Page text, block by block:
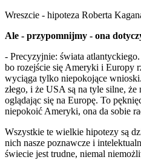
Wreszcie - hipoteza Roberta
Ale - przypomnijmy - ona
- Precyzyjnie: świata
bo rozejście się Ameryki i Europy
wyciąga tylko niepokojące
złego, i że USA są na tyle silne,
oglądając się na Europę. To
niepokoić Ameryki, ona da sobie
Wszystkie te wielkie hipotezy są
nich nasze poznawcze i
świecie jest trudne, niemal